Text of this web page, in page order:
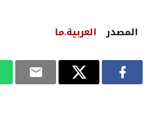
المصدر العربية.ما